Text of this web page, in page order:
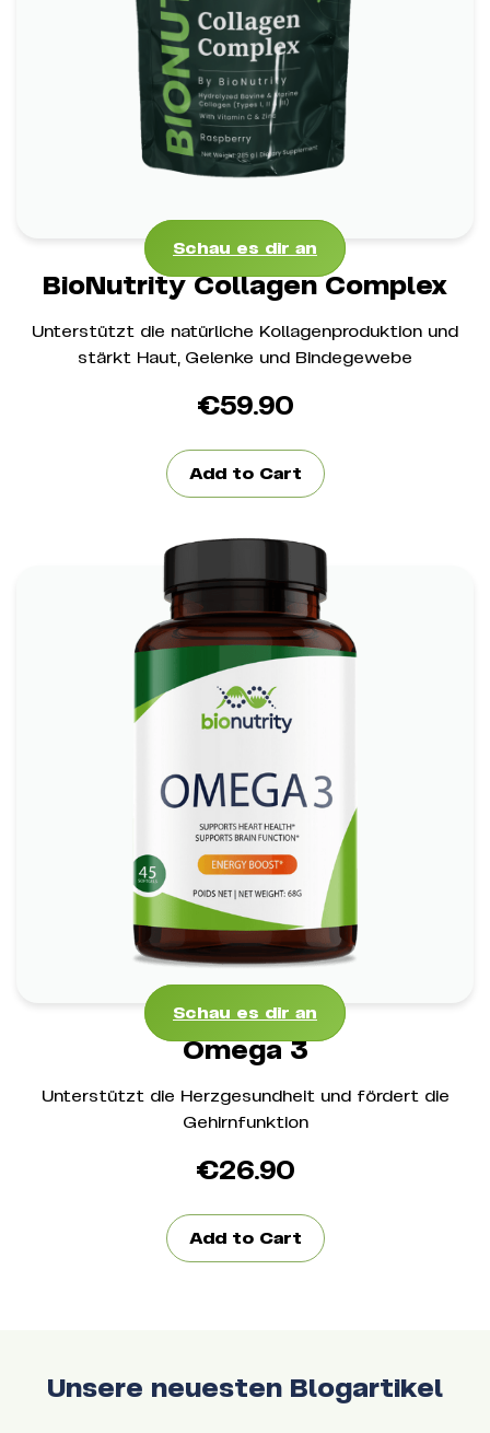
Schau es dir an
Unterstützt die Hautelastizität und Festigkeit
Stärkt Gelenke, Knochen und Knorpel
Fördert gesundes Haar und Nägel
BioNutrity Collagen Complex
Unterstützt die natürliche Kollagenproduktion und
stärkt Haut, Gelenke und Bindegewebe
€59.90
Add to Cart
Schau es dir an
Fördert die Gehirnfunktion
Reduziert Entzündungen
Fördert Haut und Augen
Schau es dir an
Omega 3
Unterstützt die Herzgesundheit und fördert die
Gehirnfunktion
€26.90
Add to Cart
Unsere neuesten Blogartikel